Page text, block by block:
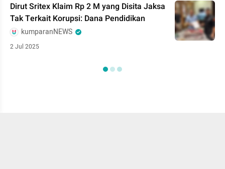
Dirut Sritex Klaim Rp 2 M yang Disita Jaksa
Tak Terkait Korupsi: Dana Pendidikan
kumparanNEWS
2 Jul 2025